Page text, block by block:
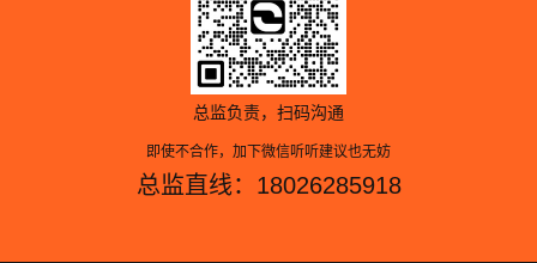
总监负责，扫码沟通
即使不合作，加下微信听听建议也无妨
总监直线：18026285918